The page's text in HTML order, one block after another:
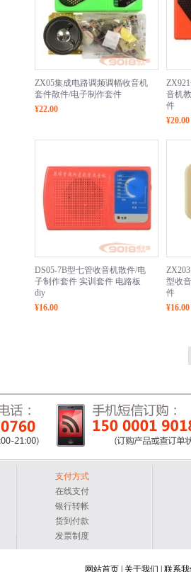
ZX05集成电路调频调幅收音机
套件散件/电子制作套件
¥22.00
音机
件
¥20.00
DS05-7B型七管收音机散件/电
子制作套件 实训套件 电路板
diy
¥16.00
型收
件
¥16.00
支付方式
在线支付
银行转帐
货到付款
发票制度
网站首页 关于我们 联系